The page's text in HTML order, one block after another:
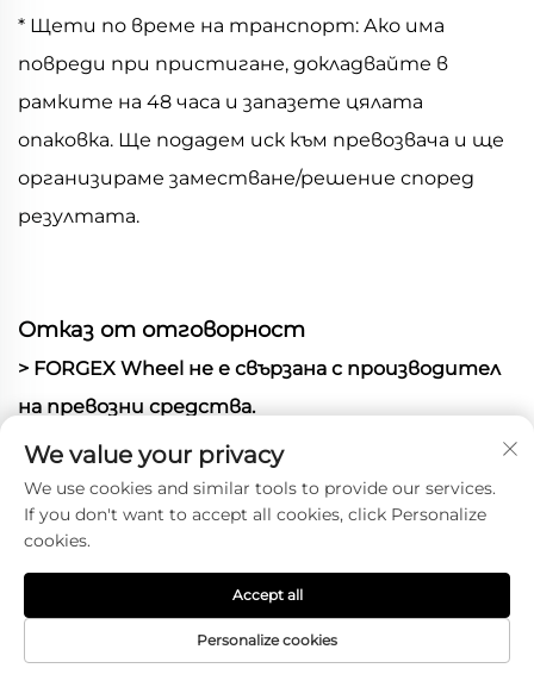
* Щети по време на транспорт: Ако има
повреди при пристигане, докладвайте в
рамките на 48 часа и запазете цялата
опаковка. Ще подадем иск към превозвача и ще
организираме заместване/решение според
резултата.
Отказ от отговорност
> FORGEX Wheel не е свързана с производител
на превозни средства.
Всички споменати марки превозни средства и
модели на този сайт — включително, но не
само:
Ford®, Chevrolet®, GMC®, Cadillac®, Dodge®,
We value your privacy
We use cookies and similar tools to provide our services.
If you don't want to accept all cookies, click Personalize
cookies.
Personalize cookies
Accept all